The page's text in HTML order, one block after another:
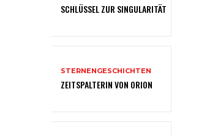
SCHLÜSSEL ZUR SINGULARITÄT
STERNENGESCHICHTEN
ZEITSPALTERIN VON ORION